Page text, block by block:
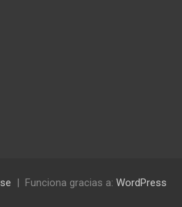
Funciona gracias a: WordPress